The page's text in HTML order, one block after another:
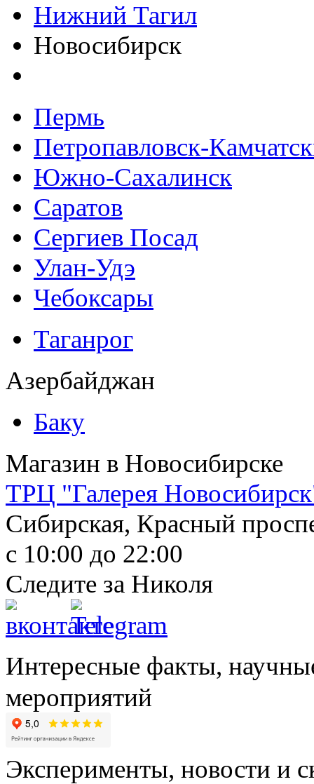
Нижний Тагил
Новосибирск
Пермь
Петропавловск-
Южно-Сахалинск
Саратов
Сергиев Посад
Улан-Удэ
Чебоксары
Таганрог
Азербайджан
Баку
Магазин в Новосибирске
ТРЦ "Галерея
Сибирская, Красный
с 10:00 до 22:00
Следите за Николя
Интересные факты,
мероприятий
Эксперименты, новости и